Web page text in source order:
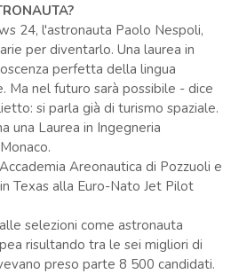
24, l'astronauta Paolo Nespoli,
per diventarlo. Una laurea in
perfetta della lingua
Ma nel futuro sarà possibile - dice
si parla già di turismo spaziale.
una Laurea in Ingegneria
Areonautica di Pozzuoli e
Texas alla Euro-Nato Jet Pilot
selezioni come astronauta
risultando tra le sei migliori di
preso parte 8 500 candidati.